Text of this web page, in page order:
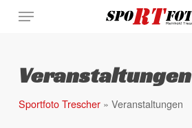
Skip
content
Menu
Veranstaltungen
Sportfoto Trescher» Veranstaltungen